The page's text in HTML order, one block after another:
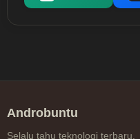
Androbuntu
Selalu tahu teknologi terbaru.